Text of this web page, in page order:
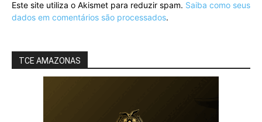
Este site utiliza o Akismet para reduzir spam. Saiba como seus
dados em comentários são processados.
TCE AMAZONAS